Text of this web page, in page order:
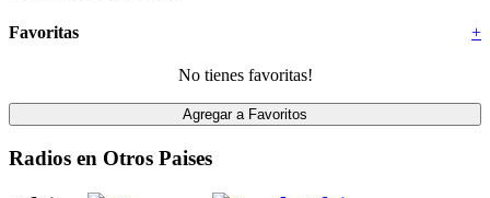
+
Favoritas
No tienes favoritas!
Radios en Otros Paises